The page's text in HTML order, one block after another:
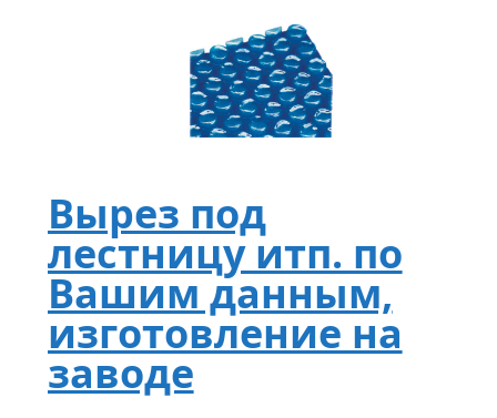
Вырез под
лестницу итп. по
Вашим данным,
изготовление на
заводе